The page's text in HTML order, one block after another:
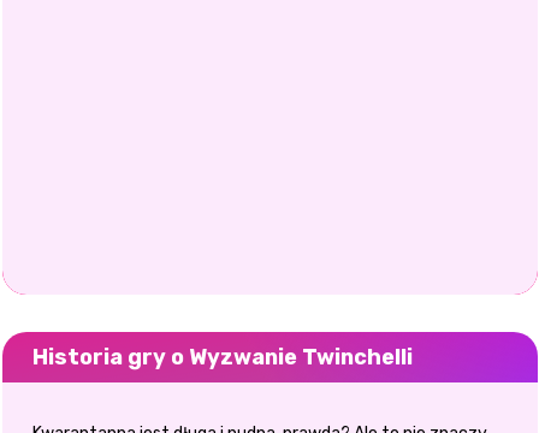
Historia gry o Wyzwanie Twinchelli